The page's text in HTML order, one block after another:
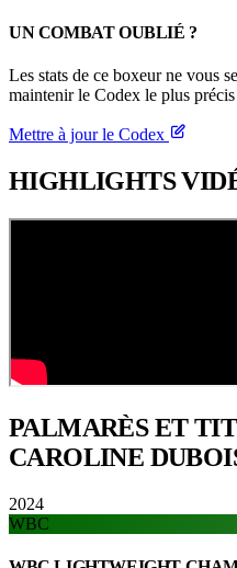
UN COMBAT OUBLIÉ ?
Les stats de ce boxeur ne vous
maintenir le Codex le plus
Mettre à jour le Codex
HIGHLIGHTS
PALMARÈS ET
CAROLINE
2024
WBC